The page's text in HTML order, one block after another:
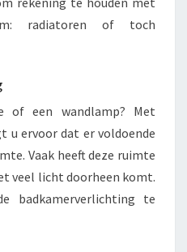
radiatoren of toch
of een wandlamp? Met
u ervoor dat er voldoende
Vaak heeft deze ruimte
veel licht doorheen komt.
badkamerverlichting te